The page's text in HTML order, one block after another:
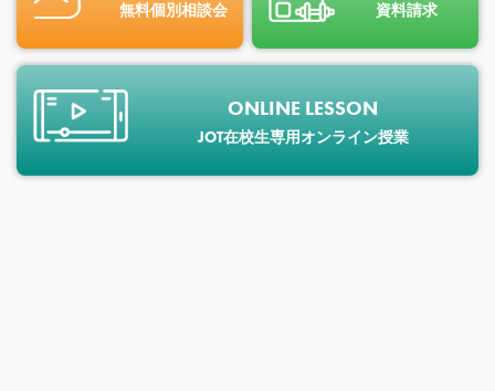
無料個別相談会 資料請求
ONLINE LESSON
JOT在校生専用オンライン授業